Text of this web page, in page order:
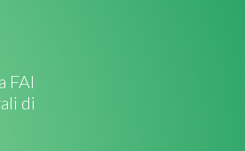
FAI
di